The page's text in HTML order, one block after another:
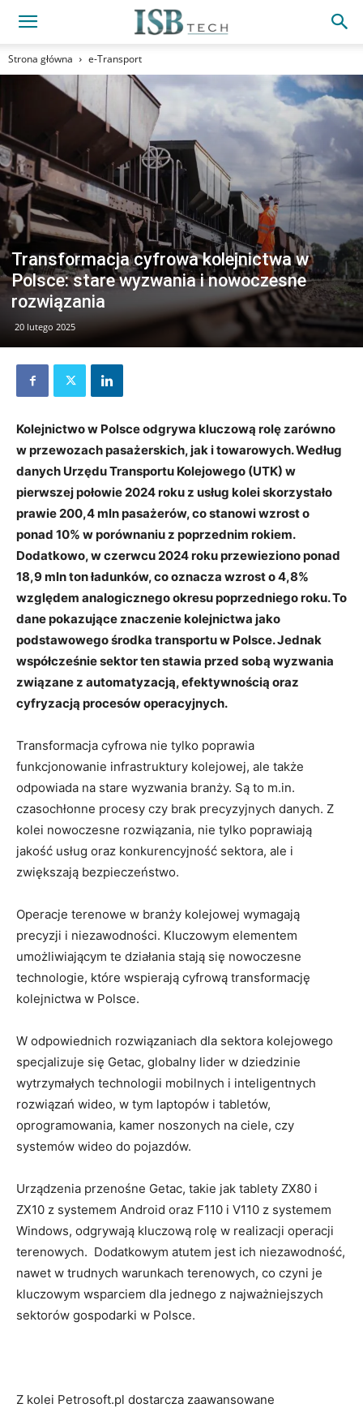
Strona główna e-Transport
Transformacja cyfrowa kolejnictwa w
Polsce: stare wyzwania i nowoczesne
rozwiązania
20 lutego 2025
Kolejnictwo w Polsce odgrywa kluczową rolę zarówno
w przewozach pasażerskich, jak i towarowych. Według
danych Urzędu Transportu Kolejowego (UTK) w
pierwszej połowie 2024 roku z usług kolei skorzystało
prawie 200,4 mln pasażerów, co stanowi wzrost o
ponad 10% w porównaniu z poprzednim rokiem.
Dodatkowo, w czerwcu 2024 roku przewieziono ponad
18,9 mln ton ładunków, co oznacza wzrost o 4,8%
względem analogicznego okresu poprzedniego roku. To
dane pokazujące znaczenie kolejnictwa jako
podstawowego środka transportu w Polsce. Jednak
współcześnie sektor ten stawia przed sobą wyzwania
związane z automatyzacją, efektywnością oraz
cyfryzacją procesów operacyjnych.
Transformacja cyfrowa nie tylko poprawia
funkcjonowanie infrastruktury kolejowej, ale także
odpowiada na stare wyzwania branży. Są to m.in.
czasochłonne procesy czy brak precyzyjnych danych. Z
kolei nowoczesne rozwiązania, nie tylko poprawiają
jakość usług oraz konkurencyjność sektora, ale i
zwiększają bezpieczeństwo.
Operacje terenowe w branży kolejowej wymagają
precyzji i niezawodności. Kluczowym elementem
umożliwiającym te działania stają się nowoczesne
technologie, które wspierają cyfrową transformację
kolejnictwa w Polsce.
W odpowiednich rozwiązaniach dla sektora kolejowego
specjalizuje się Getac, globalny lider w dziedzinie
wytrzymałych technologii mobilnych i inteligentnych
rozwiązań wideo, w tym laptopów i tabletów,
oprogramowania, kamer noszonych na ciele, czy
systemów wideo do pojazdów.
Urządzenia przenośne Getac, takie jak tablety ZX80 i
ZX10 z systemem Android oraz F110 i V110 z systemem
Windows, odgrywają kluczową rolę w realizacji operacji
terenowych. Dodatkowym atutem jest ich niezawodność,
nawet w trudnych warunkach terenowych, co czyni je
kluczowym wsparciem dla jednego z najważniejszych
sektorów gospodarki w Polsce.
Z kolei Petrosoft.pl dostarcza zaawansowane